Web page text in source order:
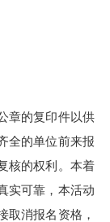
的复印件以供
全的单位前来报
核的权利。本着
实可靠，本活动
取消报名资格，